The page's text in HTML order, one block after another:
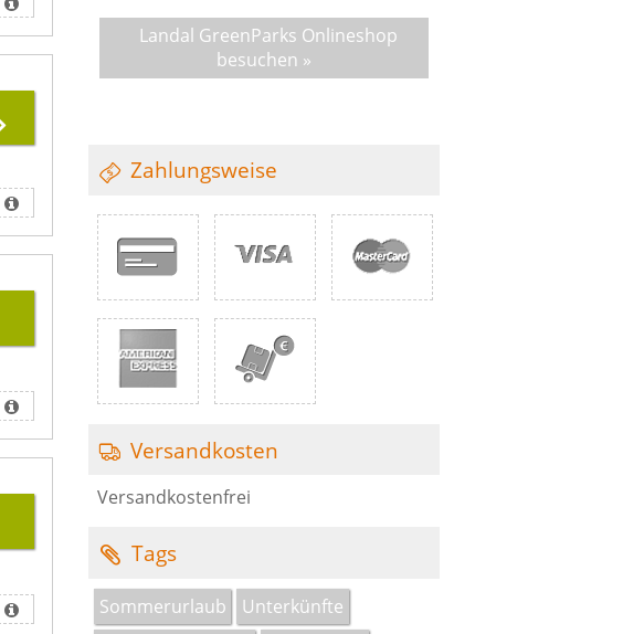
Landal GreenParks Onlineshop
besuchen »
Zahlungsweise
Versandkosten
Versandkostenfrei
Tags
Sommerurlaub
Unterkünfte